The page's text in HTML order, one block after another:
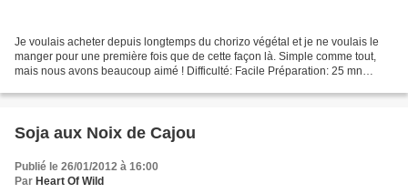
Je voulais acheter depuis longtemps du chorizo végétal et je ne voulais le
manger pour une première fois que de cette façon là. Simple comme tout,
mais nous avons beaucoup aimé ! Difficulté: Facile Préparation: 25 mn
Soja aux Noix de Cajou
Publié le 26/01/2012 à 16:00
Par Heart Of Wild